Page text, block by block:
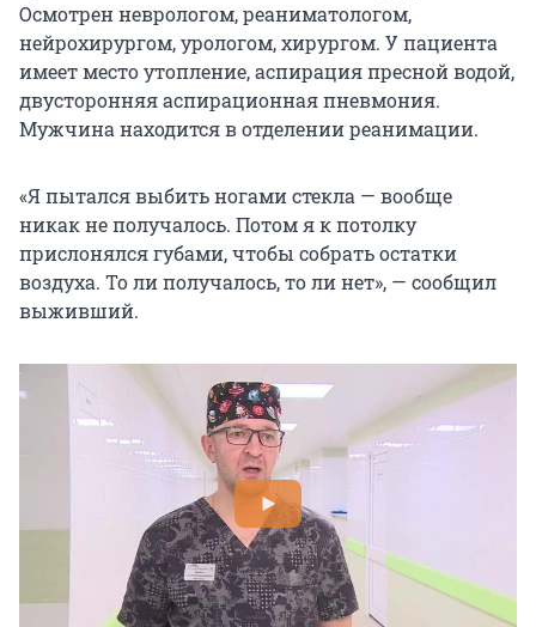
Осмотрен неврологом, реаниматологом,
нейрохирургом, урологом, хирургом. У пациента
имеет место утопление, аспирация пресной водой,
двусторонняя аспирационная пневмония.
Мужчина находится в отделении реанимации.
«Я пытался выбить ногами стекла — вообще
никак не получалось. Потом я к потолку
прислонялся губами, чтобы собрать остатки
воздуха. То ли получалось, то ли нет», — сообщил
выживший.